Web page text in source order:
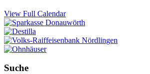
View Full Calendar
Suche